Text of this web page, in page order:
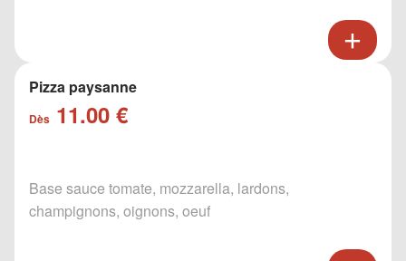
Pizza paysanne
Dès 11.00 €
Base sauce tomate, mozzarella, lardons,
champignons, oignons, oeuf